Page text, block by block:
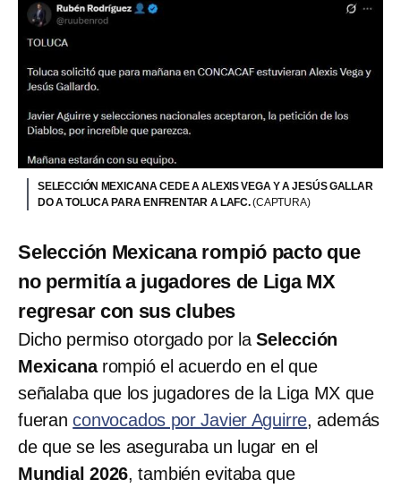
SELECCIÓN MEXICANA CEDE A ALEXIS VEGA Y A JESÚS GALLAR
DO A TOLUCA PARA ENFRENTAR A LAFC.(CAPTURA)
Selección Mexicana rompió pacto que
no permitía a jugadores de Liga MX
regresar con sus clubes
Dicho permiso otorgado por la Selección
Mexicanarompió el acuerdo en el que
señalaba que los jugadores de la Liga MX que
fueranconvocados por Javier Aguirre, además
de que se les aseguraba un lugar en el
Mundial 2026, también evitaba que